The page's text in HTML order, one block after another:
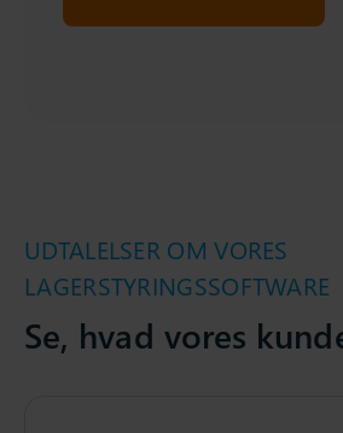
UDTALELSER OM VORES
LAGERSTYRINGSSOFTWARE
Se, hvad vores